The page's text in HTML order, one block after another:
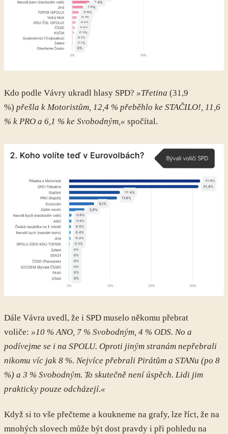
Kdo podle Vávry ukradl hlasy SPD? »Třetina (31,9
%) přešla k Motoristům, 12,4 % přeběhlo ke STAČILO!, 11,6
% k PRO a 6,1 % ke Svobodným,« spočítal.
Dále Vávra uvedl, že i SPD muselo někomu přebrat
voliče: »10 % ANO, 7 % Svobodným, 4 % ODS. No a
podívejme se i na SPOLU. Oproti jiným stranám nepřebrali
nikomu víc jak 8 %. Nejvíce přebrali Pirátům a STANu (po 8
%) a 3 % Svobodným. To skutečně není úspěch. Lidi jim
prakticky pouze odcházejí.«
Když si to vše přečteme a koukneme na grafy, lze říct, že na
mnohých slovech může být dost pravdy i při pohledu na